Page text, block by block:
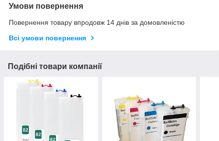
Умови повернення
Повернення товару впродовж 14 днів за домовленістю
Всі умови повернення
Подібні товари компанії